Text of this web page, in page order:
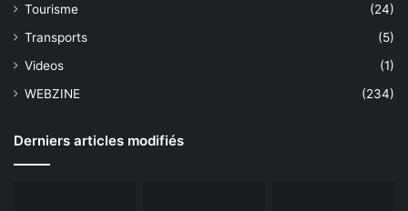
Tourisme
(24)
Transports
(5)
Videos
(1)
WEBZINE
(234)
Derniers articles modifiés